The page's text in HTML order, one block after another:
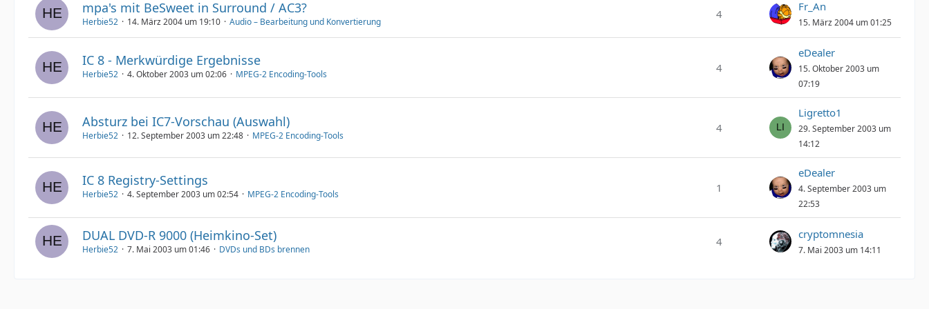
mpa's mit BeSweet in Surround / AC3?
Herbie52 14. März 2004 um 19:10 Audio – Bearbeitung und Konvertierung
4
Fr_An
15. März 2004 um 01:25
IC 8 - Merkwürdige Ergebnisse
Herbie52 4. Oktober 2003 um 02:06 MPEG-2 Encoding-Tools 4
eDealer
15. Oktober 2003 um
07:19
Absturz bei IC7-Vorschau (Auswahl)
Herbie52 12. September 2003 um 22:48 MPEG-2 Encoding-Tools
4
Ligretto1
29. September 2003 um
14:12
IC 8 Registry-Settings
Herbie52 4. September 2003 um 02:54 MPEG-2 Encoding-Tools 1
eDealer
4. September 2003 um
22:53
DUAL DVD-R 9000 (Heimkino-Set)
Herbie52 7. Mai 2003 um 01:46 DVDs und BDs brennen
4
cryptomnesia
7. Mai 2003 um 14:11